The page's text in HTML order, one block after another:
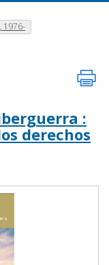
1976-
:
derechos